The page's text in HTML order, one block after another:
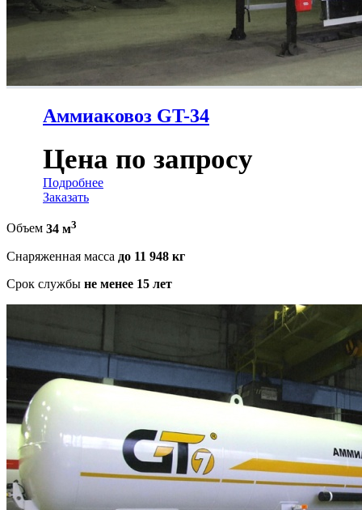
Аммиаковоз GT-34
Цена по запросу
Подробнее
Заказать
Объем 34 м3
Снаряженная масса до 11 948 кг
Срок службы не менее 15 лет